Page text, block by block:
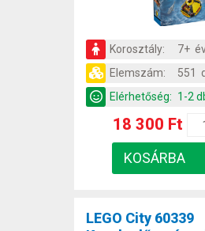
Korosztály:
7+
Elemszám:
551
Elérhetőség: 1-2
18 300 Ft
LEGO City 60339